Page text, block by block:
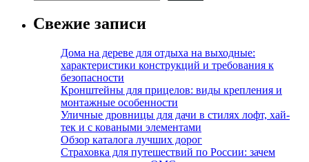
Свежие записи
Дома на дереве для отдыха на выходные:
характеристики конструкций и требования к
безопасности
Кронштейны для прицелов: виды крепления и
монтажные особенности
Уличные дровницы для дачи в стилях лофт, хай-
тек и с коваными элементами
Обзор каталога лучших дорог
Страховка для путешествий по России: зачем